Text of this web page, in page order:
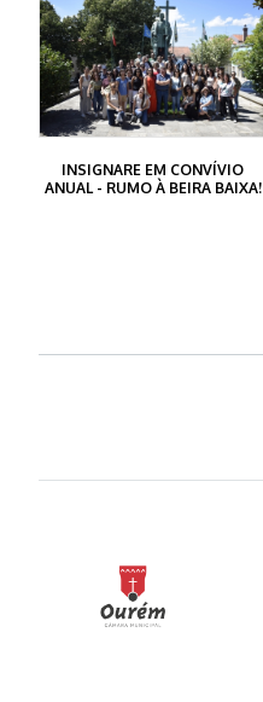
INSIGNARE EM CONVÍVIO
ANUAL - RUMO À BEIRA BAIXA!